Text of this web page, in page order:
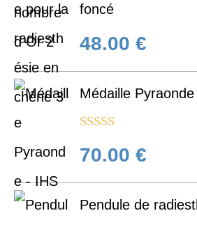
foncé
48.00 €
Médaille
sur 5
70.00 €
Pendule de